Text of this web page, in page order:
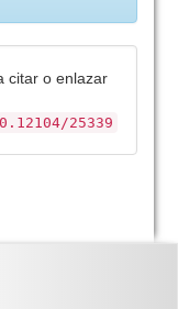
citar o enlazar
25339